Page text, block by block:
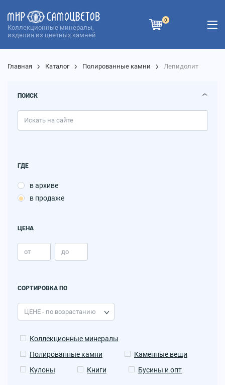
Коллекционные минералы,
изделия из цветных камней
0
Главная Каталог Полированные камни Лепидолит
ПОИСК
ГДЕ
в архиве
в продаже
ЦЕНА
СОРТИРОВКА ПО
Коллекционные минералы
Полированные камни
Каменные вещи
Кулоны
Книги Бусины и опт